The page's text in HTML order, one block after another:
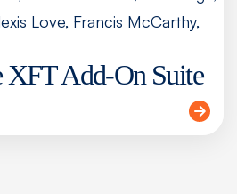
XFT Add-On Suite